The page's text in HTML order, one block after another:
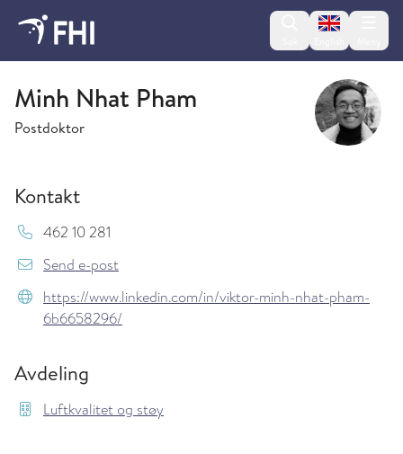
Change
Luftkvalitet og støy
Minh Nhat Pham
Postdoktor
Kontakt
Mob:
462 10 281
Send e-post{model.translations.sendEmailTo}
https://www.linkedin.com/in/viktor-minh-nhat-pham-
6b6658296/
Avdeling
Luftkvalitet og støy